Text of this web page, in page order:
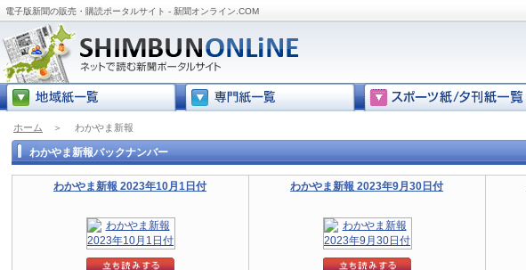
電子版新聞の販売・購読ポータルサイト - 新聞オンライン.COM
ホーム ＞ わかやま新報
わかやま新報バックナンバー
わかやま新報 2023年10月1日付 わかやま新報 2023年9月30日付